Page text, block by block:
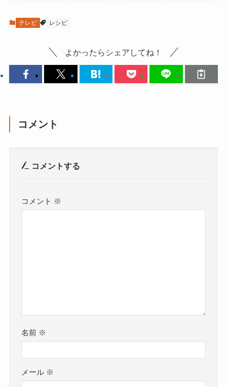
テレビ レシピ
よかったらシェアしてね！
コメント
コメントする
コメント ※
名前 ※
メール ※